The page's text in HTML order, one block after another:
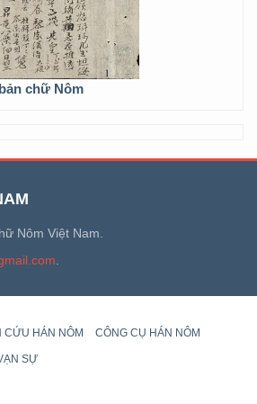
chữ Nôm
Nôm Việt Nam.
CỨU HÁN NÔM CÔNG CỤ HÁN NÔM
SỰ